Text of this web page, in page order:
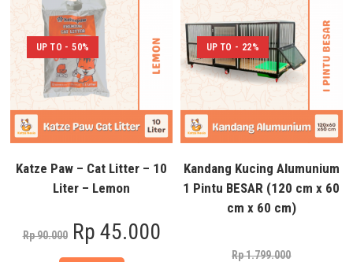
UP TO - 50%
Katze Paw – Cat Litter – 10
Liter – Lemon
Rp90.000 Rp 45.000
UP TO - 22%
Kandang Kucing Alumunium
1 Pintu BESAR (120 cm x 60
cm x 60 cm)
Rp1.799.000